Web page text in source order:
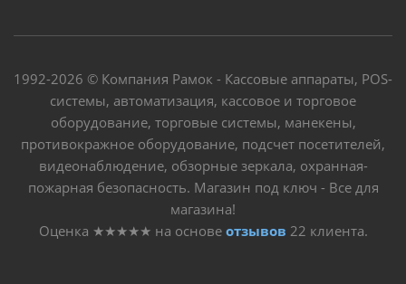
1992-2026 © Компания Рамок - Кассовые аппараты, POS-
системы, автоматизация, кассовое и торговое
оборудование, торговые системы, манекены,
противокражное оборудование, подсчет посетителей,
видеонаблюдение, обзорные зеркала, охранная-
пожарная безопасность. Магазин под ключ - Все для
магазина!
Оценка ★★★★★ на основе отзывов 22 клиента.